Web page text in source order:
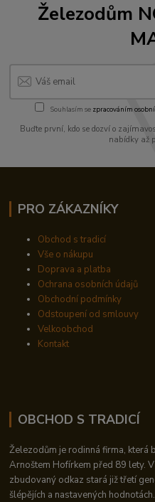
Železodům
Souhlasím se zpracováním
Buďte první, kdo se dozví o
nabídky až
PRO ZÁKAZNÍKY
Obchod s tradicí
Vše o nákupu
Doprava a platba
Ochrana osobních údajů
Obchodní podmínky
Odstoupení od smlouvy
Velkoobchod
Kontakt
OBCHOD S TRADICÍ
Železodům je rodinná firma, která
Arnoštem Hofírkem před 89 lety.
zbudovaný odkaz stará již třetí
šlépějích a nastavených